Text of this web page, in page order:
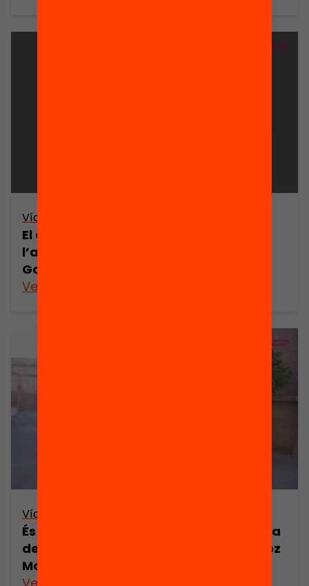
Vídeo
El com, el què i el per a què de
l’avaluació de l’alumnat | Sheila
González i Janet Looney (resum)
Veure’n més
Vídeo
És l’avaluació un mecanisme de millora
del rendiment escolar? Sheila González
Motos